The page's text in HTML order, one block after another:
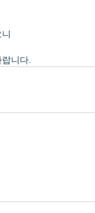
니다.